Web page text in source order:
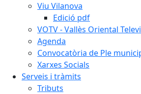
Viu Vilanova
Edició pdf
VOTV - Vallès Oriental
Agenda
Convocatòria de Ple
Xarxes Socials
Serveis i tràmits
Tributs